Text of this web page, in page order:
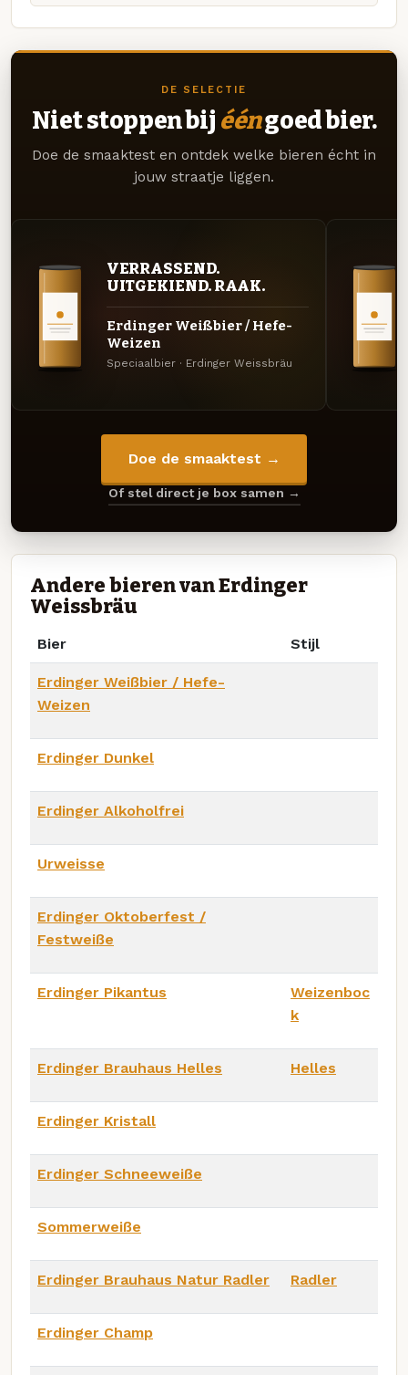
DE SELECTIE
Niet stoppen bij ééngoed bier.
Doe de smaaktest en ontdek welke bieren écht in
jouw straatje liggen.
VERRASSEND.
UITGEKIEND. RAAK.
Erdinger Weißbier / Hefe-
Weizen
Speciaalbier · Erdinger Weissbräu
Doe de smaaktest →
Of stel direct je box samen →
Andere bieren van Erdinger
Weissbräu
Bier Stijl
Erdinger Weißbier / Hefe-
Weizen
Erdinger Dunkel
Erdinger Alkoholfrei
Urweisse
Erdinger Oktoberfest /
Festweiße
Erdinger Pikantus
Weizenboc
k
Erdinger Brauhaus Helles Helles
Erdinger Kristall
Erdinger Schneeweiße
Sommerweiße
Erdinger Brauhaus Natur Radler Radler
Erdinger Champ